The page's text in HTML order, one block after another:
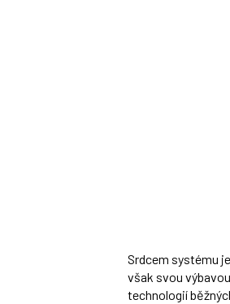
Srdcem systému
však svou
technologií